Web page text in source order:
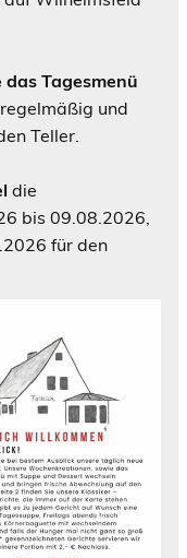
Tagesmenü
und
Teller.
die
bis 09.08.2026,
für den